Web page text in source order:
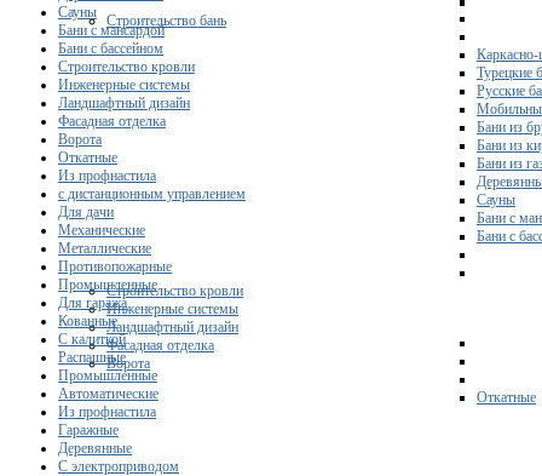
Строительство бань
Турецкие
Русские
Бани из
Бани из
Бани из
Сауны
Бани с
Бани с
Строительство кровли
Инженерные системы
Ландшафтный дизайн
Фасадная отделка
Ворота
Откатные
Сауны
Бани с мансардой
Бани с бассейном
Строительство кровли
Инженерные системы
Ландшафтный дизайн
Фасадная отделка
Ворота
Откатные
Из профнастила
с дистанционным управлением
Для дачи
Механические
Металлические
Противопожарные
Промышленные
Для гаража
Кованные
С калиткой
Распашные
Промышленные
Автоматические
Из профнастила
Гаражные
Деревянные
С электроприводом